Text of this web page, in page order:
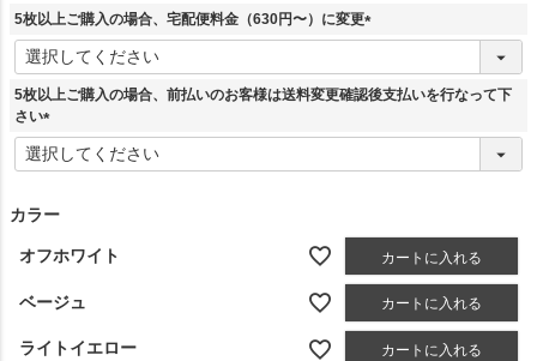
5枚以上ご購入の場合、宅配便料金（630円〜）に変更
(
須
5枚以上ご購入の場合、前払いのお客様は送料変更確認後支払いを行なって下
さい
(
必
カラー
オフホワイト カートに入れる
ベージュ カートに入れる
ライトイエロー カートに入れる